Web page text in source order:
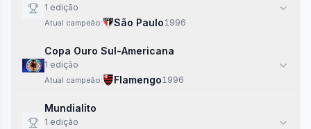
1 edição
Atual campeão: São Paulo1996
Copa Ouro Sul-Americana
1 edição
Atual campeão: Flamengo1996
Mundialito
1 edição